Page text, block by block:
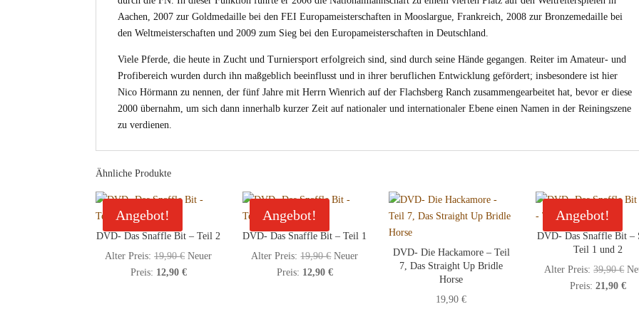
Aachen, 2007 zur Goldmedaille bei den FEI Europameisterschaften in Mooslargue, Frankreich, 2008 zur Bronzemedaille bei
den Weltmeisterschaften und 2009 zum Sieg bei den Europameisterschaften in Deutschland.
Viele Pferde, die heute in Zucht und Turniersport erfolgreich sind, sind durch seine Hände gegangen. Reiter im Amateur- und
Profibereich wurden durch ihn maßgeblich beeinflusst und in ihrer beruflichen Entwicklung gefördert; insbesondere ist hier
Nico Hörmann zu nennen, der fünf Jahre mit Herrn Wienrich auf der Flachsberg Ranch zusammengearbeitet hat, bevor er diese
2000 übernahm, um sich dann innerhalb kurzer Zeit auf nationaler und internationaler Ebene einen Namen in der Reiningszene
zu verdienen.
Ähnliche Produkte
Angebot!
DVD- Das Snaffle Bit – Teil 2
Alter Preis: 19,90€ Ursprünglicher
Neuer
Preis: 12,90 €Aktueller
Angebot!
DVD- Das Snaffle Bit – Teil 1
Alter Preis: 19,90€ Ursprünglicher
Neuer
Preis: 12,90 €Aktueller
DVD- Die Hackamore – Teil
7, Das Straight Up Bridle
Horse
19,90€
Angebot!
DVD- Das Snaffle Bit –
Teil 1 und 2
Alter Preis: 39,90€
Preis: 21,90 €